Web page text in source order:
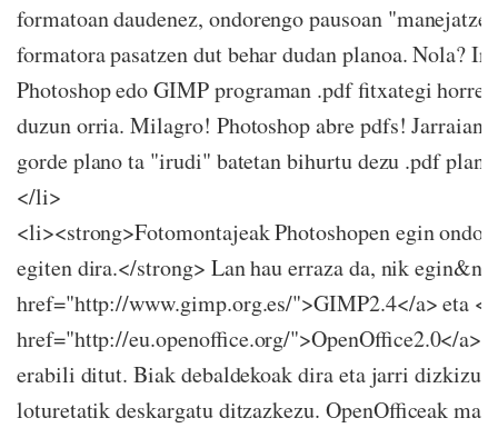
formatoan daudenez, ondorengo pausoan
formatora pasatzen dut behar dudan planoa. Nola?
Photoshop edo GIMP programan .pdf fitxategi
duzun orria. Milagro! Photoshop abre pdfs! Jarraian
gorde plano ta "irudi" batetan bihurtu dezu .pdf
</li>
<li><strong>Fotomontajeak Photoshopen egin
egiten dira.</strong> Lan hau erraza da, nik
href="http://www.gimp.org.es/">GIMP2.4</a> eta <a
href="http://eu.openoffice.org/">OpenOffice2.0</a>
erabili ditut. Biak debaldekoak dira eta jarri
loturetatik deskargatu ditzazkezu. OpenOfficeak